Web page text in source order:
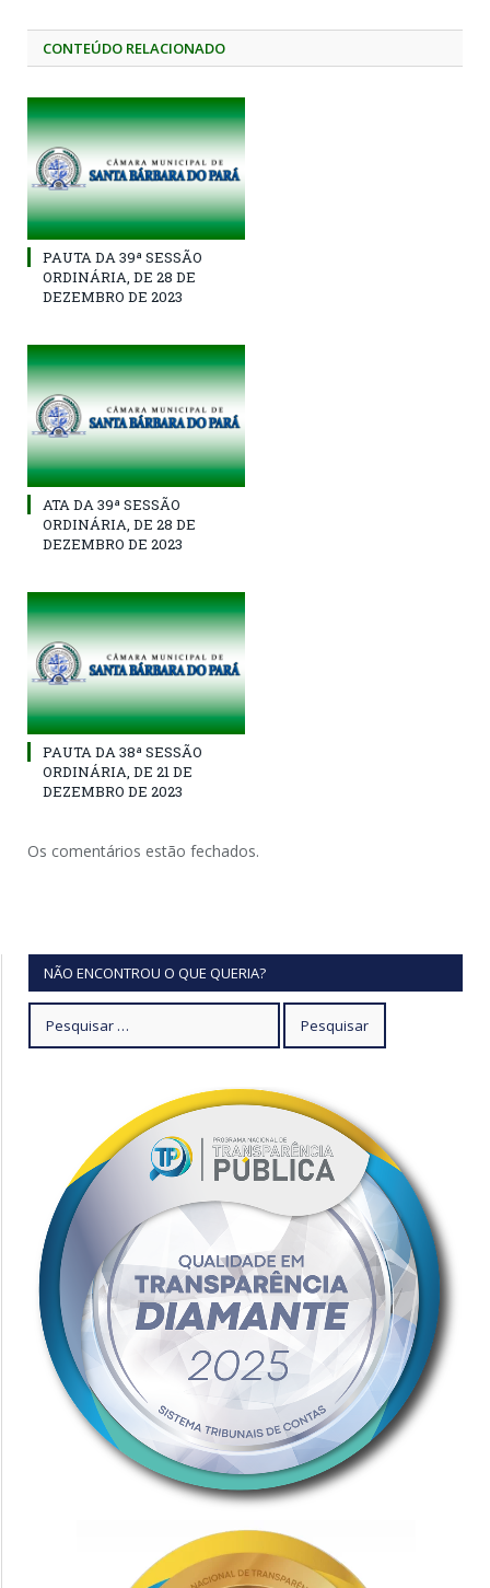
CONTEÚDO RELACIONADO
PAUTA DA 39ª SESSÃO
ORDINÁRIA, DE 28 DE
DEZEMBRO DE 2023
ATA DA 39ª SESSÃO
ORDINÁRIA, DE 28 DE
DEZEMBRO DE 2023
PAUTA DA 38ª SESSÃO
ORDINÁRIA, DE 21 DE
DEZEMBRO DE 2023
Os comentários estão fechados.
NÃO ENCONTROU O QUE QUERIA?